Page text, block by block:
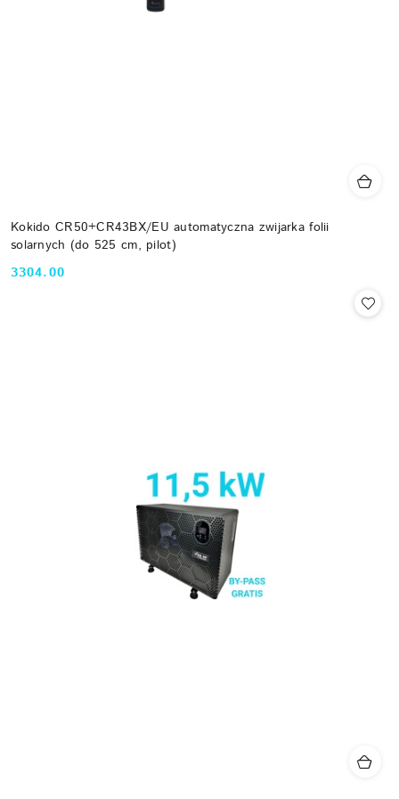
Kokido CR50+CR43BX/EU automatyczna zwijarka folii
solarnych (do 525 cm, pilot)
Cena:
3304.00